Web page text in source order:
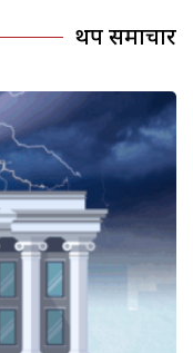
थप समाचार